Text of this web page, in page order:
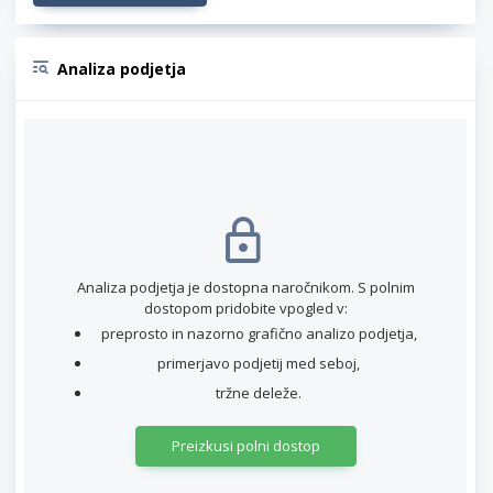
Analiza podjetja
Analiza podjetja je dostopna naročnikom. S polnim
dostopom pridobite vpogled v:
preprosto in nazorno grafično analizo podjetja,
primerjavo podjetij med seboj,
tržne deleže.
Preizkusi polni dostop